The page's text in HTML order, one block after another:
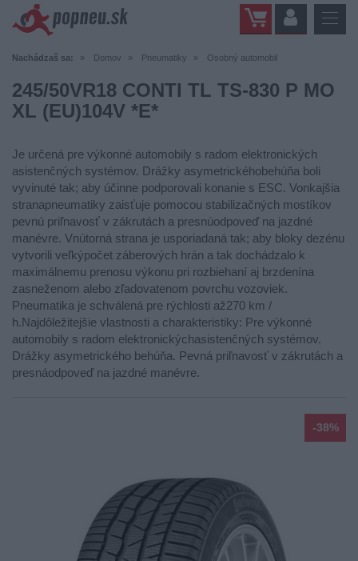
Nachádzaš sa: Domov Pneumatiky Osobný automobil
245/50VR18 CONTI TL TS-830 P MO
XL (EU)104V *E*
Je určená pre výkonné automobily s radom elektronických
asistenčných systémov. Drážky asymetrickéhobehúňa boli
vyvinuté tak; aby účinne podporovali konanie s ESC. Vonkajšia
stranapneumatiky zaisťuje pomocou stabilizačných mostíkov
pevnú priľnavosť v zákrutách a presnúodpoveď na jazdné
manévre. Vnútorná strana je usporiadaná tak; aby bloky dezénu
vytvorili veľkýpočet záberových hrán a tak dochádzalo k
maximálnemu prenosu výkonu pri rozbiehaní aj brzdenína
zasneženom alebo zľadovatenom povrchu vozoviek.
Pneumatika je schválená pre rýchlosti až270 km /
h.Najdôležitejšie vlastnosti a charakteristiky: Pre výkonné
automobily s radom elektronickýchasistenčných systémov.
Drážky asymetrického behúňa. Pevná priľnavosť v zákrutách a
presnáodpoveď na jazdné manévre.
-38%